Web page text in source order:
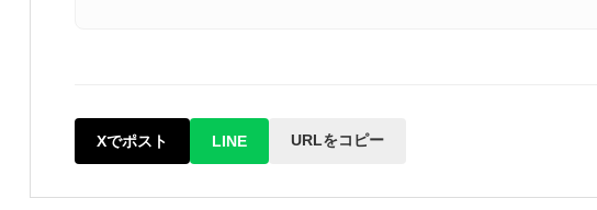
Xでポスト LINE URLをコピー